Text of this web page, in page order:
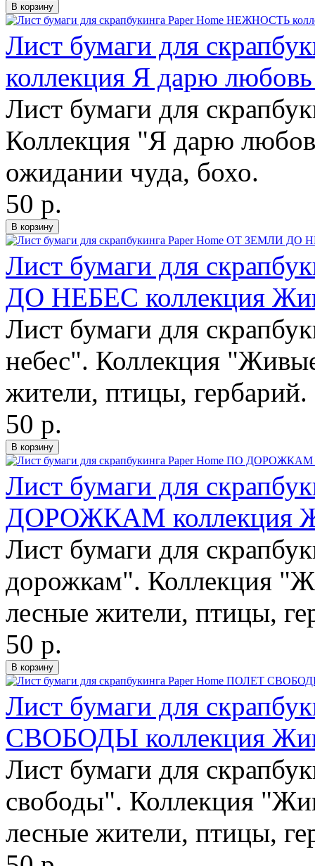
Лист бумаги для
коллекция Я дарю
Лист бумаги для
Коллекция "Я дарю
ожидании чуда, бохо.
50 р.
Лист бумаги для
ДО НЕБЕС коллекция
Лист бумаги для
небес". Коллекция
жители, птицы, гербарий.
50 р.
Лист бумаги для
ДОРОЖКАМ коллекция
Лист бумаги для
дорожкам". Коллекция
лесные жители, птицы,
50 р.
Лист бумаги для
СВОБОДЫ коллекция
Лист бумаги для
свободы". Коллекция
лесные жители, птицы,